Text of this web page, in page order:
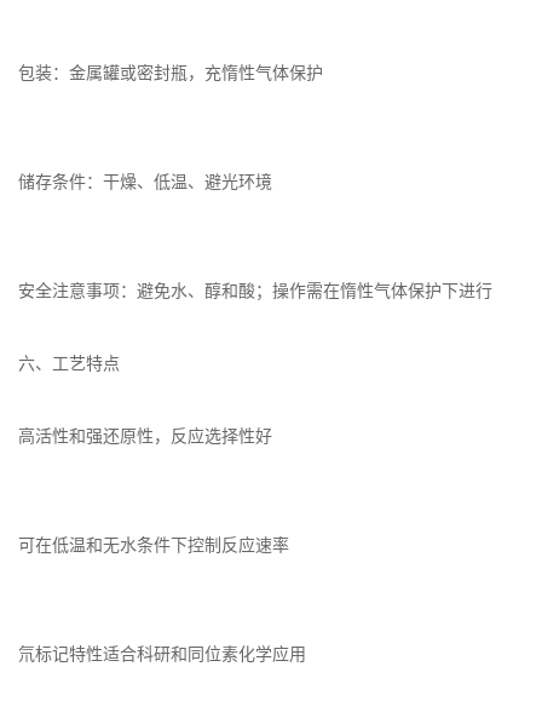
包装：金属罐或密封瓶，充惰性气体保护
储存条件：干燥、低温、避光环境
安全注意事项：避免水、醇和酸；操作需在惰性气体保护下进行
六、工艺特点
高活性和强还原性，反应选择性好
可在低温和无水条件下控制反应速率
氘标记特性适合科研和同位素化学应用